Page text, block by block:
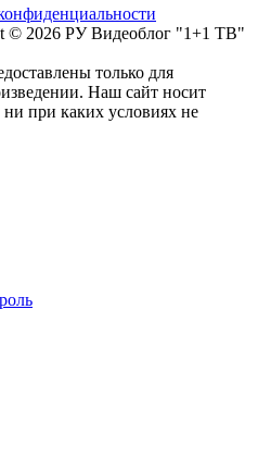
© 2026 РУ Видеоблог "1+1 ТВ"
только для
Наш сайт носит
при каких условиях не